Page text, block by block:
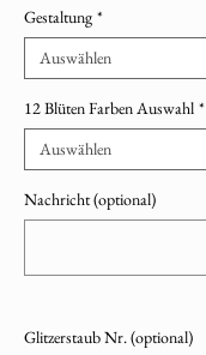
Gestaltung *
12 Blüten Farben Auswahl *
Nachricht (optional)
Glitzerstaub Nr. (optional)